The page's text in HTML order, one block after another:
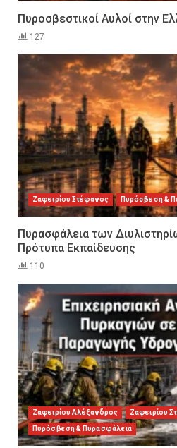
Πυροσβεστικοί Αυλοί στην
127
Ζαφειρίου Στέφανος Πυρόσβεση &
Πυρασφάλεια των
Πρότυπα Εκπαίδευσης
110
Ζαφειρίου Αλέξανδρος Ζαφειρίου
Πυρόσβεση & Πυρασφάλεια
αλλάξουμε